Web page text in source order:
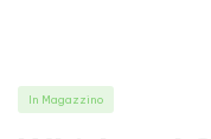
In Magazzino